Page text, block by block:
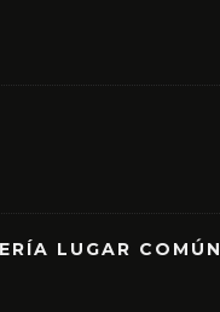
LUGAR COMÚN